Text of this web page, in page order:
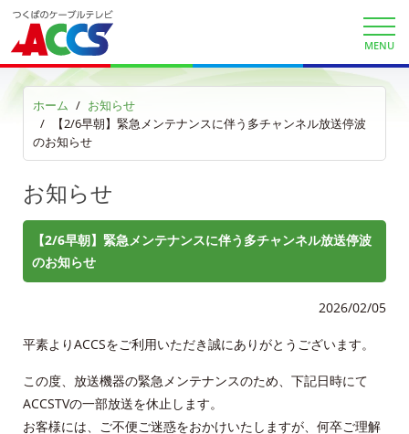
MENU
ホーム
お知らせ
【2/6早朝】緊急メンテナンスに伴う多チャンネル放送停波
のお知らせ
お知らせ
【2/6早朝】緊急メンテナンスに伴う多チャンネル放送停波
のお知らせ
2026/02/05
平素よりACCSをご利用いただき誠にありがとうございます。
この度、放送機器の緊急メンテナンスのため、下記日時にて
ACCSTVの一部放送を休止します。
お客様には、ご不便ご迷惑をおかけいたしますが、何卒ご理解
契約約款
よくある質問と答え
マイページ
お問合せ
ごあいさつ
沿革